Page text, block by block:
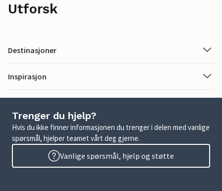
Utforsk
Destinasjoner
Inspirasjon
Trenger du hjelp?
Hvis du ikke finner informasjonen du trenger i delen med vanlige
spørsmål, hjelper teamet vårt deg gjerne.
Vanlige spørsmål, hjelp og støtte